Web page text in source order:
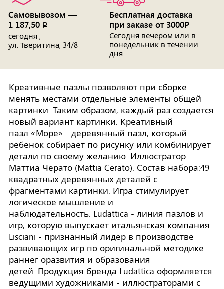
Самовывозом —
1 187,50 p
сегодня ,
ул. Тверитина, 34/8
Бесплатная доставка
при заказе от 3000Р
Сегодня вечером или в
понедельник в течении
дня
Креативные пазлы позволяют при сборке
менять местами отдельные элементы общей
картинки. Таким образом, каждый раз создается
новый вариант картинки. Креативный
пазл «Море» - деревянный пазл, который
ребенок собирает по рисунку или комбинирует
детали по своему желанию. Иллюстратор
Маттиа Черато (Mattia Cerato). Состав набора:49
квадратных деревянных деталей с
фрагментами картинки. Игра стимулирует
логическое мышление и
наблюдательность. Ludattica - линия пазлов и
игр, которую выпускает итальянская компания
Lisciani - признанный лидер в производстве
развивающих игр по оригинальной методике
раннег оразвития и образования
детей. Продукция бренда Ludattica оформляется
ведущими художниками - иллюстраторами с